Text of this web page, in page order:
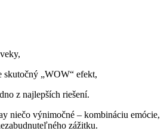
skutočný „WOW“ efekt,
z najlepších riešení.
niečo výnimočné – kombináciu emócie,
zážitku.